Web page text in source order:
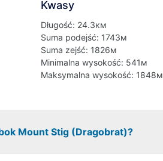
Kwasy
Długość: 24.3км
Suma podejść: 1743м
Suma zejść: 1826м
Minimalna wysokość: 541м
Maksymalna wysokość: 1848м
Mount Stig (Dragobrat)?